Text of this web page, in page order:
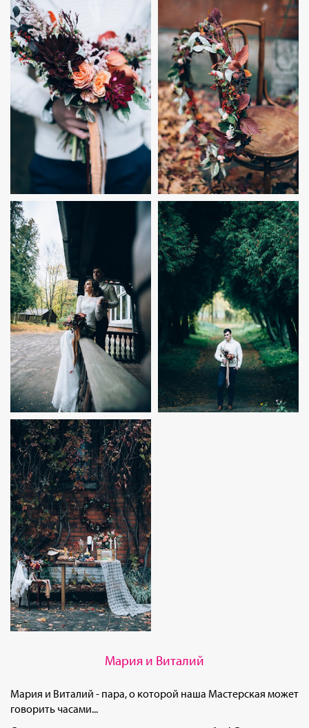
Мария и Виталий
Мария и Виталий - пара, о которой наша Мастерская может
говорить часами...